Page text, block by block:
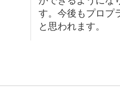
す。今後もプロプ
と思われます。